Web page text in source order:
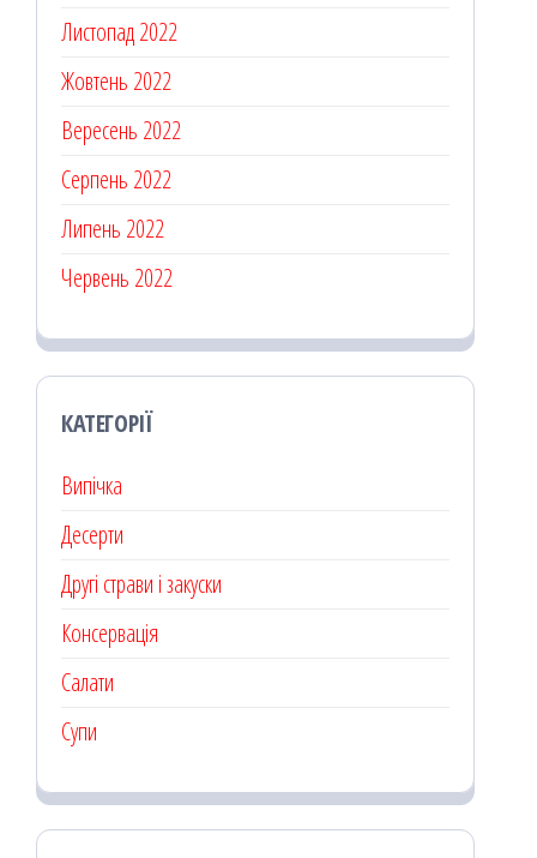
Листопад 2022
Жовтень 2022
Вересень 2022
Серпень 2022
Липень 2022
Червень 2022
КАТЕГОРІЇ
Випічка
Десерти
Другі страви і закуски
Консервація
Салати
Супи